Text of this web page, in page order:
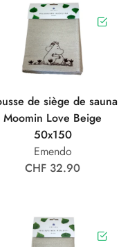
de siège de sauna
Moomin Love Beige
50x150
Emendo
CHF 32.90